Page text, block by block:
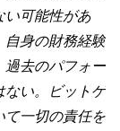
い可能性があ
自身の財務経験
過去のパフォー
ない。ビットゲ
て一切の責任を